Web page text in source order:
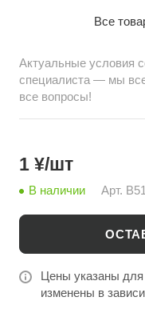
Идеальное решение
Все
Актуальные условия
специалиста — мы
все вопросы!
1 ¥/шт
В наличии Арт.
Цены указаны
изменены в